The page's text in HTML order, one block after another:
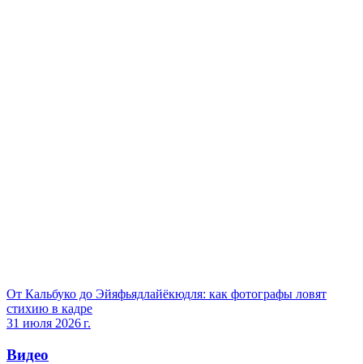
От Кальбуко до Эйяфьядлайёкюдля: как фотографы ловят
стихию в кадре
31 июля 2026 г.
Видео